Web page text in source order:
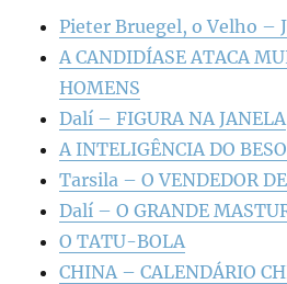
Pieter Bruegel, o Velho –
A CANDIDÍASE ATACA
HOMENS
Dalí – FIGURA NA JANELA
A INTELIGÊNCIA DO
Tarsila – O VENDEDOR
Dalí – O GRANDE
O TATU-BOLA
CHINA – CALENDÁRIO